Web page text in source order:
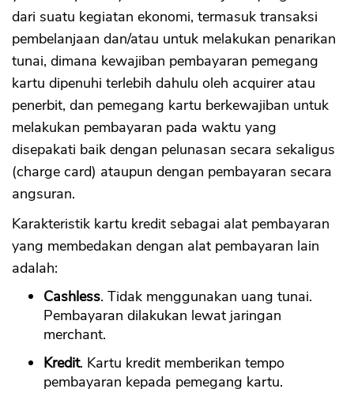
dari suatu kegiatan ekonomi, termasuk transaksi
pembelanjaan dan/atau untuk melakukan penarikan
tunai, dimana kewajiban pembayaran pemegang
kartu dipenuhi terlebih dahulu oleh acquirer atau
penerbit, dan pemegang kartu berkewajiban untuk
melakukan pembayaran pada waktu yang
disepakati baik dengan pelunasan secara sekaligus
(charge card) ataupun dengan pembayaran secara
angsuran.
Karakteristik kartu kredit sebagai alat pembayaran
yang membedakan dengan alat pembayaran lain
adalah:
Cashless. Tidak menggunakan uang tunai.
Pembayaran dilakukan lewat jaringan
merchant.
Kredit. Kartu kredit memberikan tempo
pembayaran kepada pemegang kartu.